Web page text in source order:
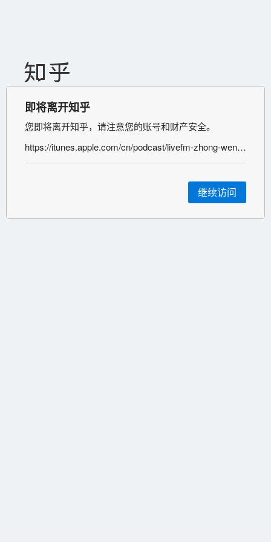
即将离开知乎
您即将离开知乎，请注意您的账号和财产安全。
https://itunes.apple.com/cn/podcast/livefm-zhong-wen-zai-xian-ting/id1114541523%3Fmt%3D2
继续访问